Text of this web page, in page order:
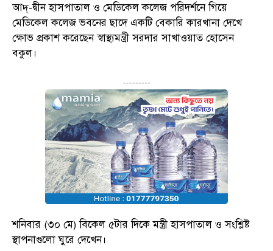
আদ্-দ্বীন হাসপাতাল ও মেডিকেল কলেজ পরিদর্শনে গিয়ে
মেডিকেল কলেজ ভবনের ছাদে একটি বেকারি কারখানা দেখে
ক্ষোভ প্রকাশ করেছেন স্বাস্থ্যমন্ত্রী সরদার সাখাওয়াত হোসেন
বকুল।
---------
শনিবার (৩০ মে) বিকেল ৫টার দিকে মন্ত্রী হাসপাতাল ও সংশ্লিষ্ট
স্থাপনাগুলো ঘুরে দেখেন।